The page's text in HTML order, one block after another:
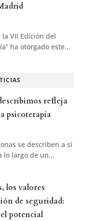
la VII Edición del
ha otorgado este...
refleja
psicoterapia
se describen a sí
lo largo de un...
los valores
de seguridad:
potencial